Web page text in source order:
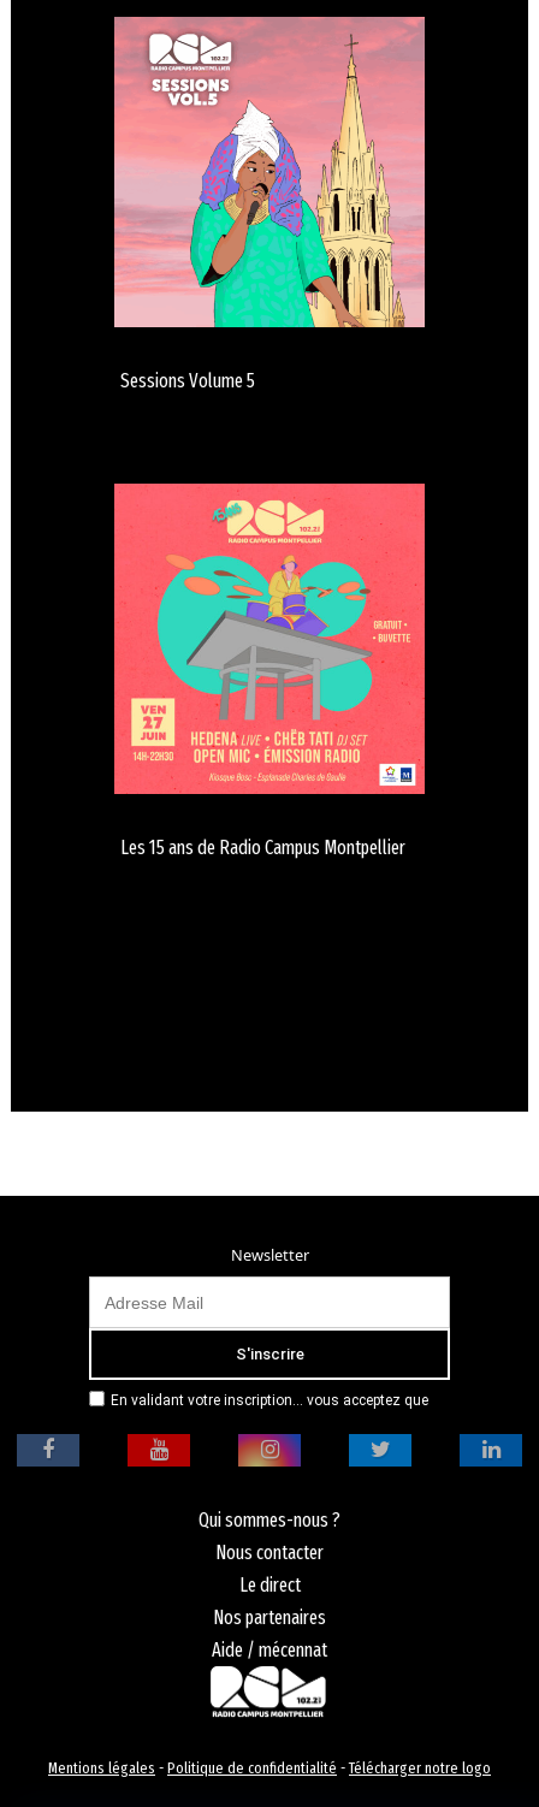
Sessions Volume 5
Les 15 ans de Radio Campus Montpellier
Newsletter
En validant votre inscription... vous acceptez que
adresse email dans le but de vous envoyer
mensuellement sa lettre d’informations. Pour plus
politique de confidentialité.
Qui sommes-nous ?
Nous contacter
Le direct
Nos partenaires
Aide / mécennat
Mentions légales - Politique de confidentialité -Télécharger notre logo